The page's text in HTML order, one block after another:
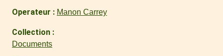
Operateur Manon Carrey
Collection
Documents